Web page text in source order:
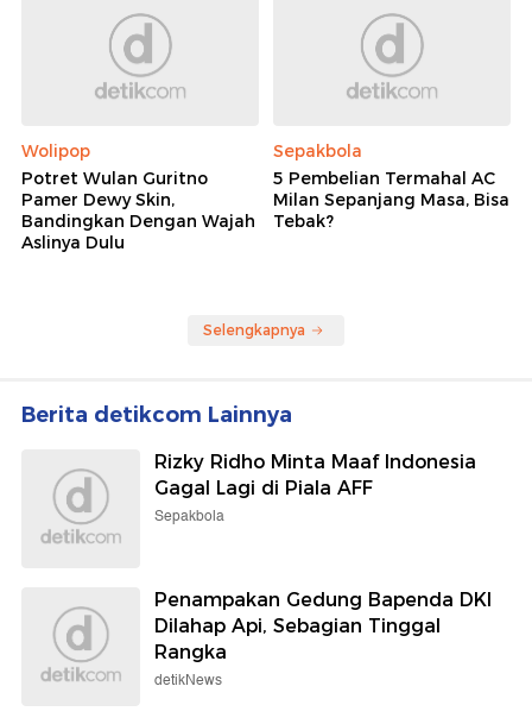
Wolipop
Potret Wulan Guritno
Pamer Dewy Skin,
Bandingkan Dengan Wajah
Aslinya Dulu
Sepakbola
5 Pembelian Termahal AC
Milan Sepanjang Masa, Bisa
Tebak?
Selengkapnya
Berita detikcom Lainnya
Rizky Ridho Minta Maaf Indonesia
Gagal Lagi di Piala AFF
Sepakbola
Penampakan Gedung Bapenda DKI
Dilahap Api, Sebagian Tinggal
Rangka
detikNews